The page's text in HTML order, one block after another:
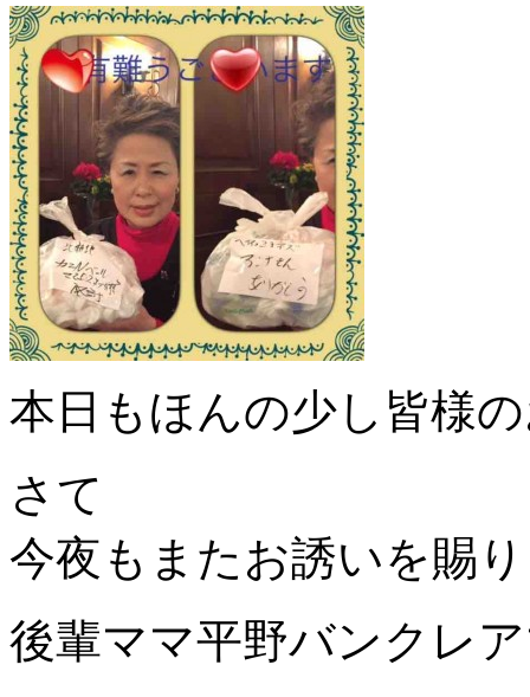
本日もほんの少し皆様
さて
今夜もまたお誘いを賜
後輩ママ平野バンクレ